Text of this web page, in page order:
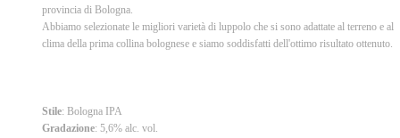
provincia di Bologna.
Abbiamo selezionate le migliori varietà di luppolo che si sono adattate al terreno e al
clima della prima collina bolognese e siamo soddisfatti dell'ottimo risultato ottenuto.
Stile: Bologna IPA
Gradazione: 5,6% alc. vol.